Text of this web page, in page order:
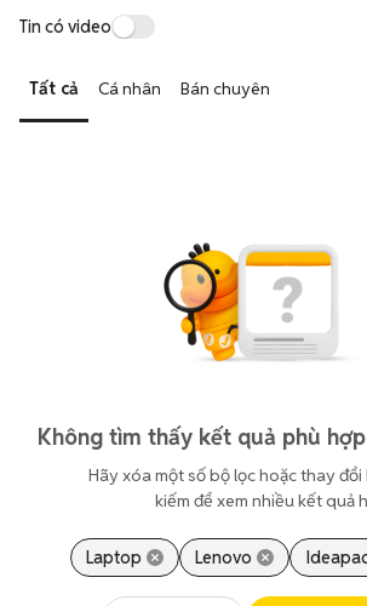
Tin có video
Tất cả Cá nhân Bán chuyên
Không tìm thấy kết quả phù
Hãy xóa một số bộ lọc hoặc thay đổi
kiếm để xem nhiều kết quả
Laptop Lenovo